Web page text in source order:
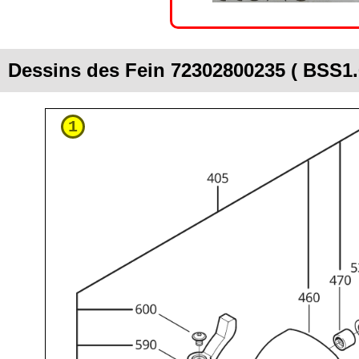
Dessins des Fein 72302800235 (
1